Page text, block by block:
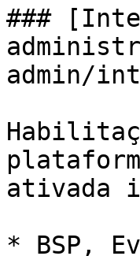
###
admin/
ativada
* BSP,